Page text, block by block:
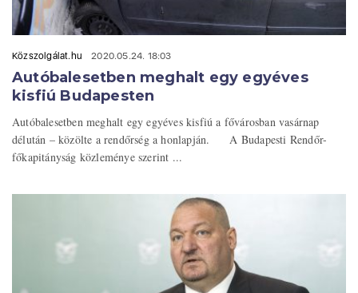
Közszolgálat.hu 2020.05.24. 18:03
Autóbalesetben meghalt egy egyéves
kisfiú Budapesten
Autóbalesetben meghalt egy egyéves kisfiú a fővárosban vasárnap
délután – közölte a rendőrség a honlapján. A Budapesti Rendőr-
főkapitányság közleménye szerint ...